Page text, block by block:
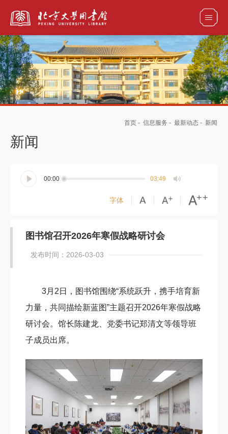
全部资源
首页 - 信息服务 - 最新动态 - 新闻
新闻
00:00 03:49
字体
图书馆召开2026年寒假战略研讨会
发布时间：2026-03-03
3月2日，图书馆围绕“系统跃升，携手培育新
力量，共同描绘新蓝图”主题召开2026年寒假战略
研讨会。馆长陈建龙、党委书记郑清文等领导班
子成员出席。